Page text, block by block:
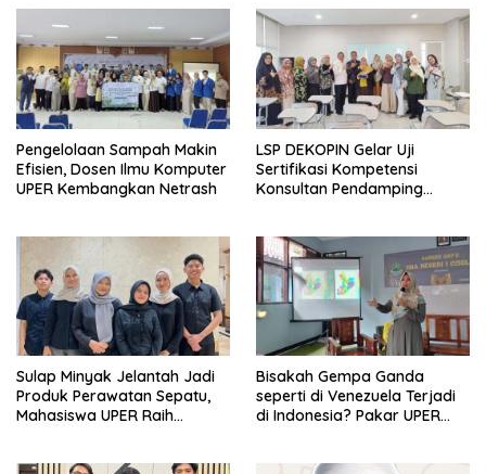
Pengelolaan Sampah Makin
Efisien, Dosen Ilmu Komputer
UPER Kembangkan Netrash
LSP DEKOPIN Gelar Uji
Sertifikasi Kompetensi
Konsultan Pendamping
Sulap Minyak Jelantah Jadi
Produk Perawatan Sepatu,
Mahasiswa UPER Raih
Bisakah Gempa Ganda
seperti di Venezuela Terjadi
di Indonesia? Pakar UPER